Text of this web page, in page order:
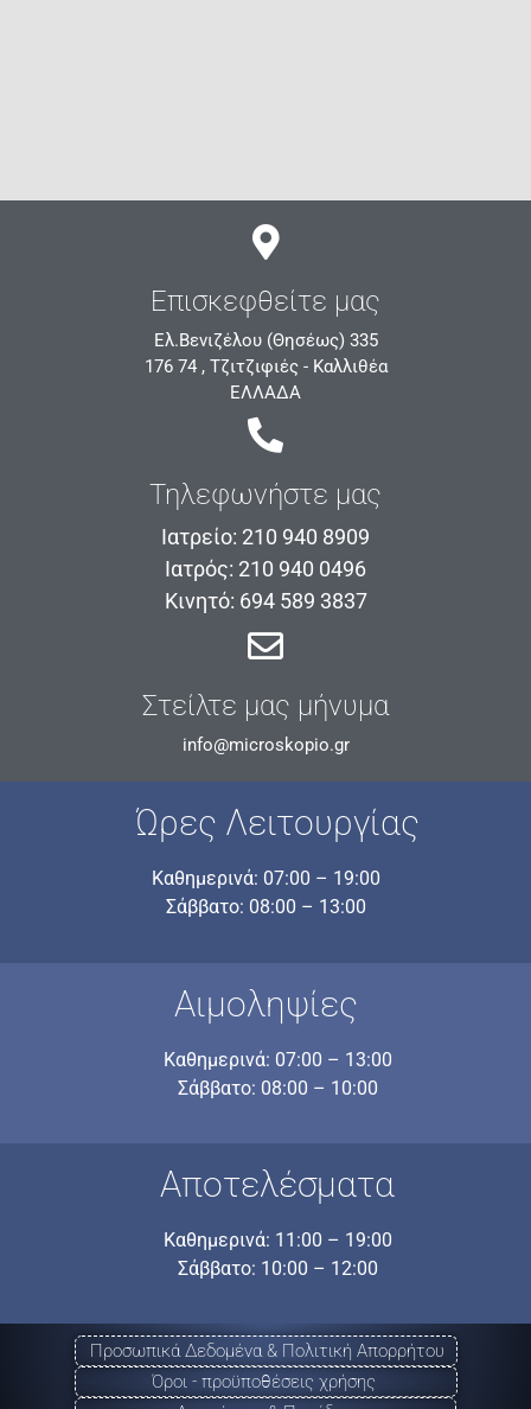
Επισκεφθείτε μας
Ελ.Βενιζέλου (Θησέως) 335
176 74 , Τζιτζιφιές - Καλλιθέα
ΕΛΛΑΔΑ
Τηλεφωνήστε μας
Ιατρείο: 210 940 8909
Ιατρός: 210 940 0496
Κινητό: 694 589 3837
Στείλτε μας μήνυμα
info@microskopio.gr
Ώρες Λειτουργίας
Καθημερινά: 07:00 – 19:00
Σάββατο: 08:00 – 13:00
Αιμοληψίες
Καθημερινά: 07:00 – 13:00
Σάββατο: 08:00 – 10:00
Αποτελέσματα
Καθημερινά: 11:00 – 19:00
Σάββατο: 10:00 – 12:00
Προσωπικά Δεδομένα & Πολιτική Απορρήτου
Όροι - προϋποθέσεις χρήσης